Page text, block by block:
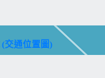
(交通位置圖)